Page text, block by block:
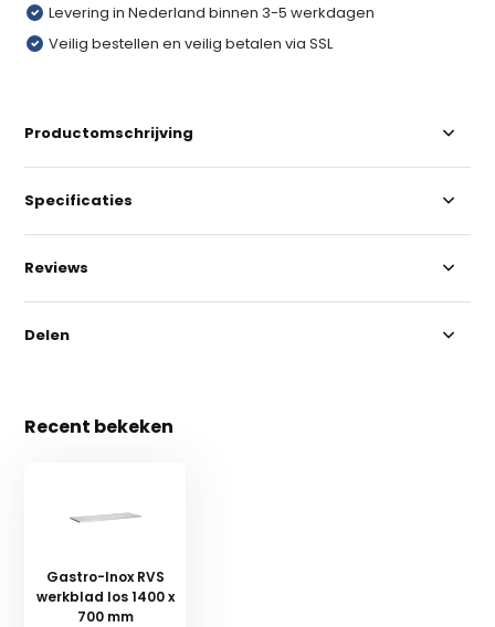
Levering in Nederland binnen 3-5 werkdagen
Veilig bestellen en veilig betalen via SSL
Productomschrijving
Specificaties
Reviews
Delen
Recent bekeken
Gastro-Inox RVS
werkblad los 1400 x
700 mm